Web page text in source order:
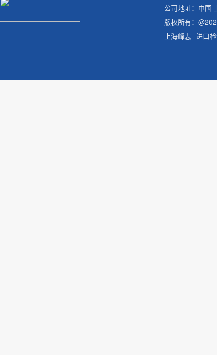
公司地址：中国
版权所有：
上海峰志--进口